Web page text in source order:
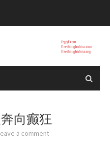
向癫狂
a comment